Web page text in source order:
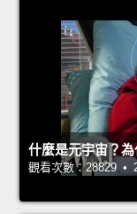
什麼是元宇宙？
觀看次數：28829 •